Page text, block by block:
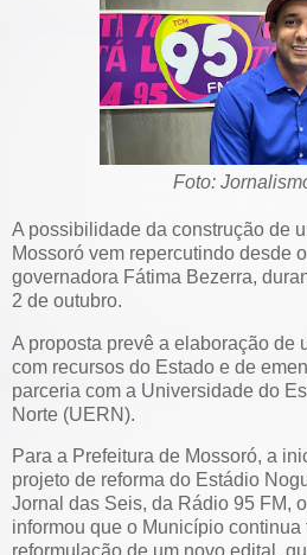
Foto:
A possibilidade da construção de
Mossoró vem repercutindo desde
governadora Fátima Bezerra,
2 de outubro.
A proposta prevê a elaboração de
com recursos do Estado e de
parceria com a Universidade do
Norte (UERN).
Para a Prefeitura de Mossoró, a
projeto de reforma do Estádio
Jornal das Seis, da Rádio 95 FM,
informou que o Município